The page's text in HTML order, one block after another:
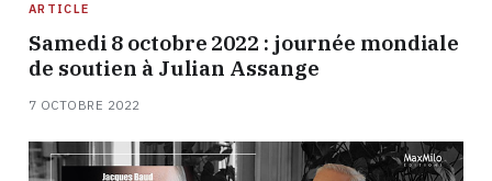
ARTICLE
Samedi 8 octobre 2022 : journée mondiale
de soutien à Julian Assange
7 OCTOBRE 2022